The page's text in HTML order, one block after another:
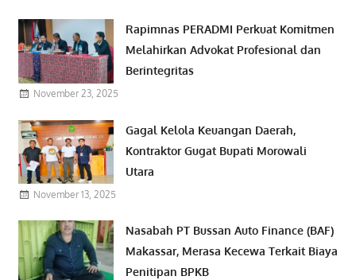
Rapimnas PERADMI Perkuat Komitmen
Melahirkan Advokat Profesional dan
Berintegritas
November 23, 2025
Gagal Kelola Keuangan Daerah,
Kontraktor Gugat Bupati Morowali
Utara
November 13, 2025
Nasabah PT Bussan Auto Finance (BAF)
Makassar, Merasa Kecewa Terkait Biaya
Penitipan BPKB